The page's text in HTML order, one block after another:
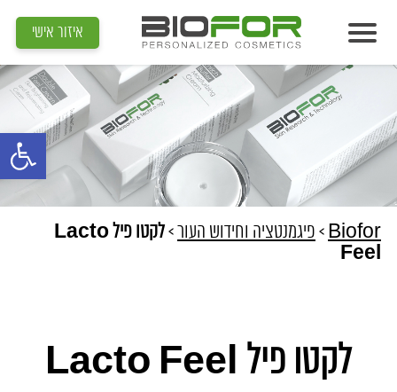
פתח סרגל
אודות
מוצרים
תוצאות
מדיה
מאמרים
איתור קוסמטיקאית
איזור אישי
Biofor
> פיגמנטציה וחידוש העור>
לקטו פיל Lacto
Feel
לקטו פיל Lacto Feel